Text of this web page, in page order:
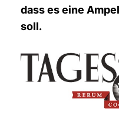
dass es eine
soll.